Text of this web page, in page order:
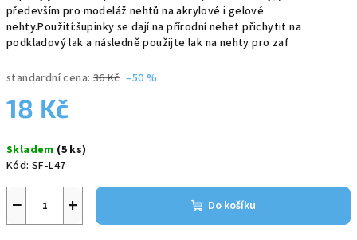
především pro modeláž nehtů na akrylové i gelové
nehty.Použití:šupinky se dají na přírodní nehet přichytit na
podkladový lak a následně použijte lak na nehty pro zaf
standardní cena: 36 Kč –50 %
18 Kč
cena:
Skladem (5 ks)
Kód: SF-L47
+
− Do košíku